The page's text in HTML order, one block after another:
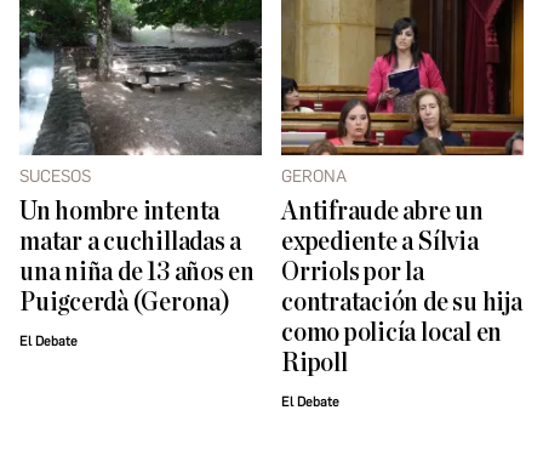
SUCESOS
Un hombre intenta
matar a cuchilladas a
una niña de 13 años en
Puigcerdà (Gerona)
El Debate
GERONA
Antifraude abre un
expediente a Sílvia
Orriols por la
contratación de su hija
como policía local en
Ripoll
El Debate